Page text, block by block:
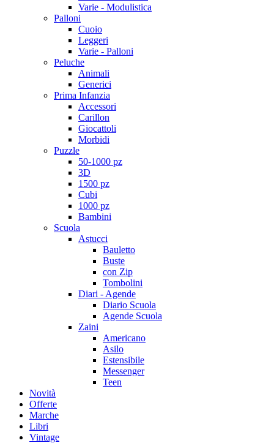
Varie - Modulistica
Palloni
Cuoio
Leggeri
Varie - Palloni
Peluche
Animali
Generici
Prima Infanzia
Accessori
Carillon
Giocattoli
Morbidi
Puzzle
50-1000 pz
3D
1500 pz
Cubi
1000 pz
Bambini
Scuola
Astucci
Bauletto
Buste
con Zip
Tombolini
Diari - Agende
Diario Scuola
Agende Scuola
Zaini
Americano
Asilo
Estensibile
Messenger
Teen
Novità
Offerte
Marche
Libri
Vintage